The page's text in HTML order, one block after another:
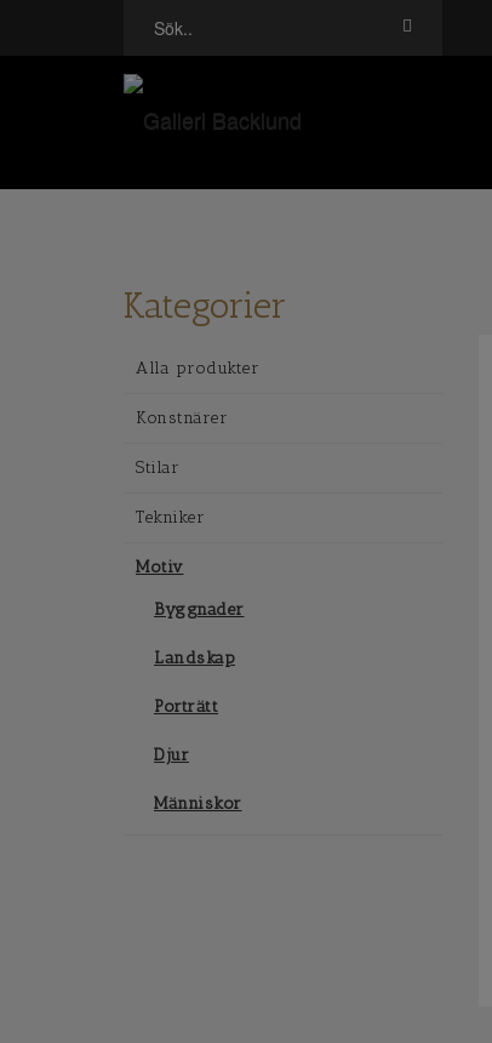
Kategorier
Alla produkter
Konstnärer
Stilar
Tekniker
Motiv
Byggnader
Landskap
Porträtt
Djur
Människor